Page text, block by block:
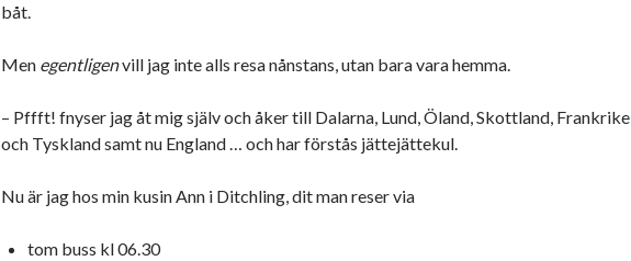
båt.
Men egentligenvill jag inte alls resa nånstans, utan bara vara hemma.
– Pffft! fnyser jag åt mig själv och åker till Dalarna, Lund, Öland, Skottland, Frankrike
och Tyskland samt nu England … och har förstås jättejättekul.
Nu är jag hos min kusin Ann i Ditchling, dit man reser via
tom buss kl 06.30